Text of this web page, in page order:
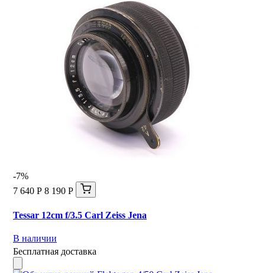
-7%
7 640 Р 8 190 Р
Tessar 12cm f/3.5 Carl Zeiss Jena
В наличии
Бесплатная доставка